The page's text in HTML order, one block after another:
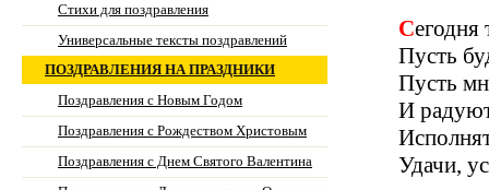
Пусть
Пусть
И
Удачи,
Стихи для поздравления
Универсальные тексты поздравлений
ПОЗДРАВЛЕНИЯ НА ПРАЗДНИКИ
Поздравления с Новым Годом
Поздравления с Рождеством Христовым
Поздравления с Днем Святого Валентина